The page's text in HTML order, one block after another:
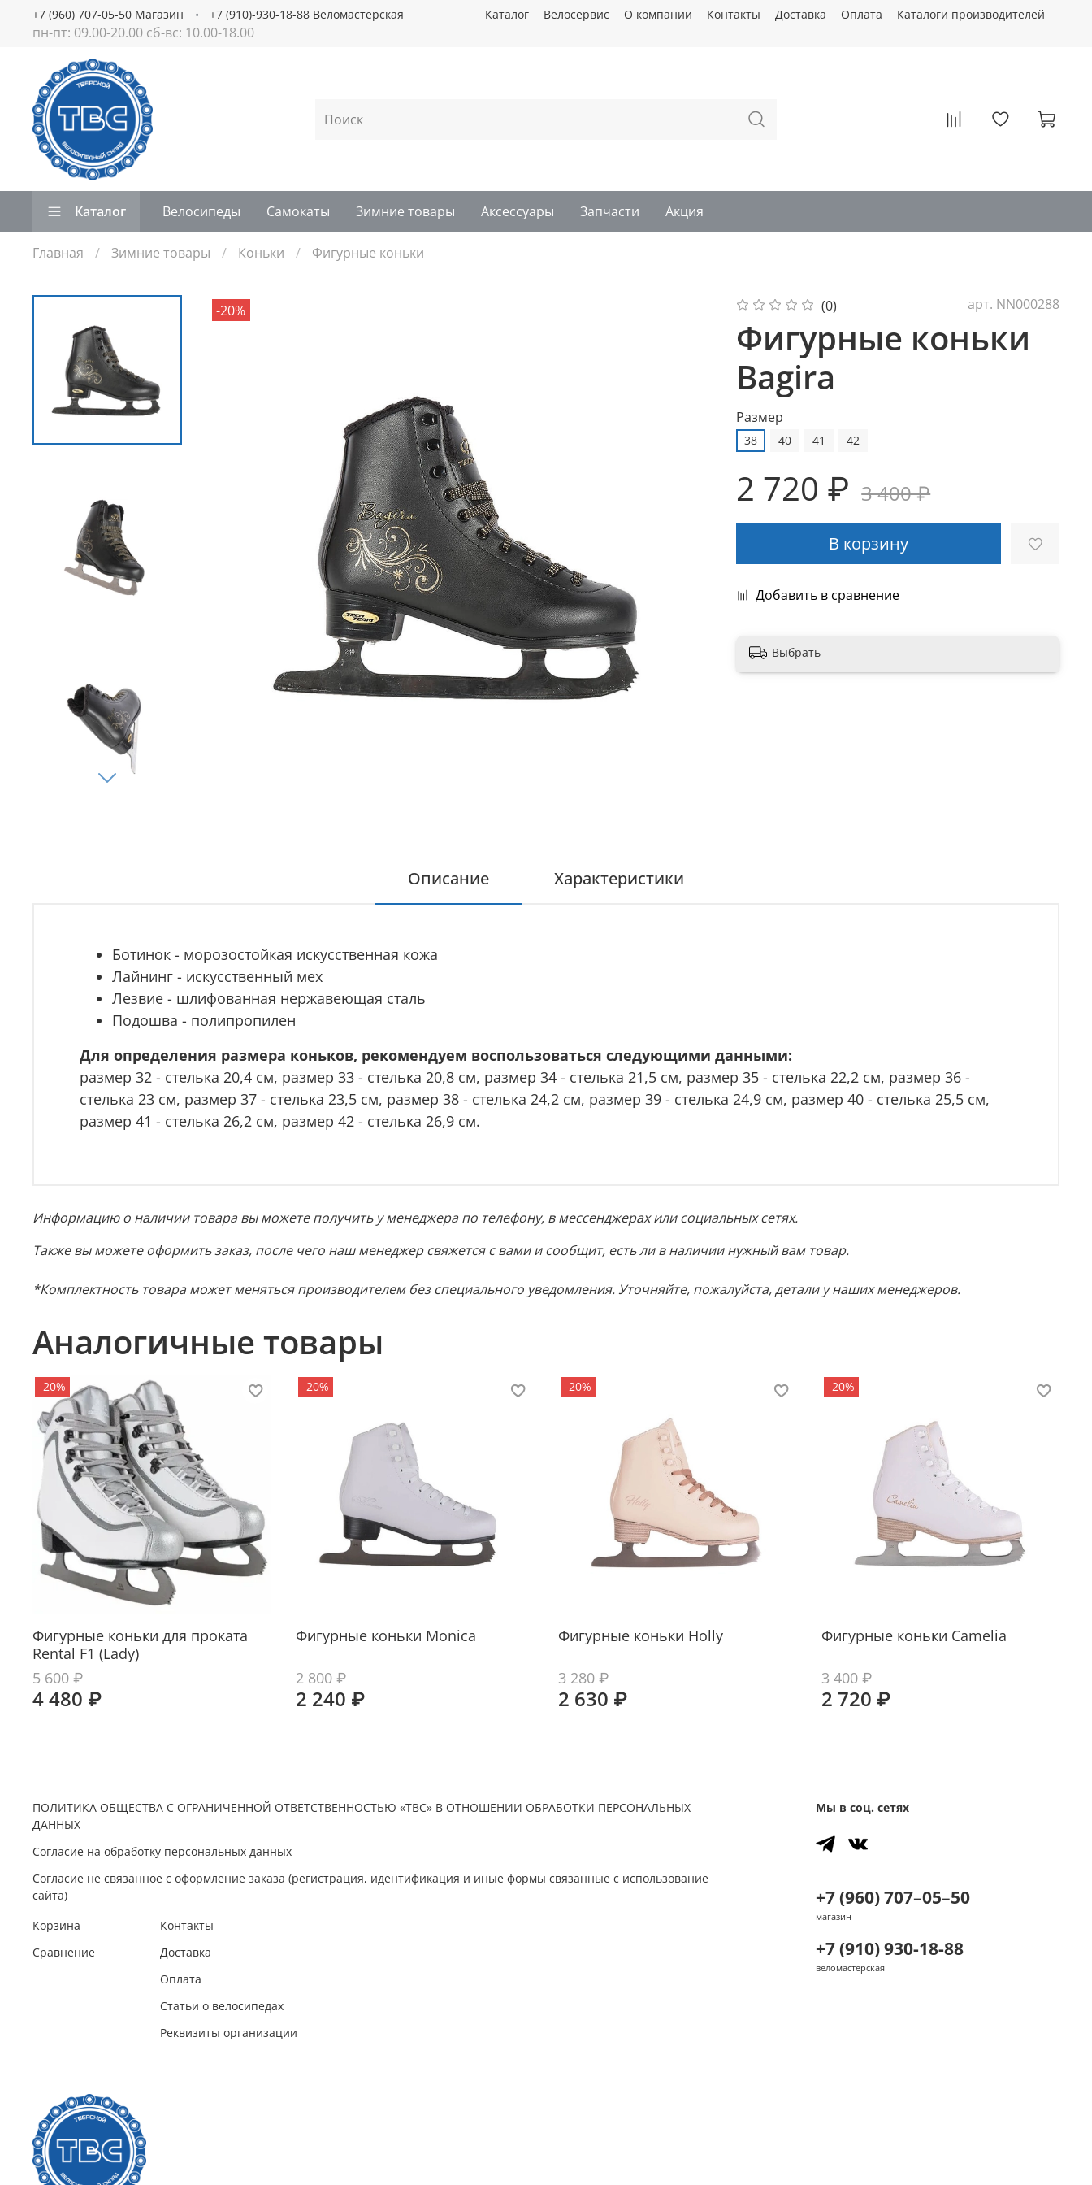
Каталог Велосервис О компании Контакты Доставка Оплата Каталоги производителей
пн-пт: 09.00-20.00 сб-вс: 10.00-18.00
+7 (960) 707-05-50 Магазин +7 (910)-930-18-88 Веломастерская
Каталог Велосипеды Самокаты Зимние товары Аксессуары Запчасти Акция
Главная Зимние товары Коньки Фигурные коньки
-20% (0) арт. NN000288
Фигурные коньки
Bagira
Размер
38 40 41 42
2 720 ₽ 3 400 ₽
В корзину
Добавить в сравнение
Выбрать
Описание Характеристики
Ботинок - морозостойкая искусственная кожа
Лайнинг - искусственный мех
Лезвие - шлифованная нержавеющая сталь
Подошва - полипропилен
Для определения размера коньков, рекомендуем воспользоваться следующими данными:
размер 32 - стелька 20,4 см, размер 33 - стелька 20,8 см, размер 34 - стелька 21,5 см, размер 35 - стелька 22,2 см, размер 36 -
стелька 23 см, размер 37 - стелька 23,5 см, размер 38 - стелька 24,2 см, размер 39 - стелька 24,9 см, размер 40 - стелька 25,5 см,
размер 41 - стелька 26,2 см, размер 42 - стелька 26,9 см.
Информацию о наличии товара вы можете получить у менеджера по телефону, в мессенджерах или социальных сетях.
Также вы можете оформить заказ, после чего наш менеджер свяжется с вами и сообщит, есть ли в наличии нужный вам товар.
*Комплектность товара может меняться производителем без специального уведомления. Уточняйте, пожалуйста, детали у наших менеджеров.
Аналогичные товары
-20%
Фигурные коньки для проката
Rental F1 (Lady)
5 600 ₽
4 480 ₽
-20%
Фигурные коньки Monica
2 800 ₽
2 240 ₽
-20%
Фигурные коньки Holly
3 280 ₽
2 630 ₽
-20%
Фигурные коньки Camelia
3 400 ₽
2 720 ₽
ПОЛИТИКА ОБЩЕСТВА С ОГРАНИЧЕННОЙ ОТВЕТСТВЕННОСТЬЮ «ТВС» В ОТНОШЕНИИ ОБРАБОТКИ ПЕРСОНАЛЬНЫХ
ДАННЫХ
Согласие на обработку персональных данных
Согласие не связанное с оформление заказа (регистрация, идентификация и иные формы связанные с использование
сайта)
Корзина
Сравнение
Контакты
Доставка
Оплата
Статьи о велосипедах
Реквизиты организации
Мы в соц. сетях
+7 (960) 707–05–50
магазин
+7 (910) 930-18-88
веломастерская